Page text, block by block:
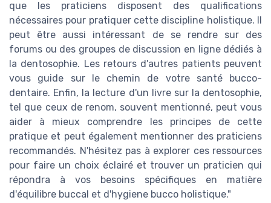
que les praticiens disposent des qualifications
nécessaires pour pratiquer cette discipline holistique. Il
peut être aussi intéressant de se rendre sur des
forums ou des groupes de discussion en ligne dédiés à
la dentosophie. Les retours d'autres patients peuvent
vous guide sur le chemin de votre santé bucco-
dentaire. Enfin, la lecture d'un livre sur la dentosophie,
tel que ceux de renom, souvent mentionné, peut vous
aider à mieux comprendre les principes de cette
pratique et peut également mentionner des praticiens
recommandés. N'hésitez pas à explorer ces ressources
pour faire un choix éclairé et trouver un praticien qui
répondra à vos besoins spécifiques en matière
d'équilibre buccal et d'hygiene bucco holistique."